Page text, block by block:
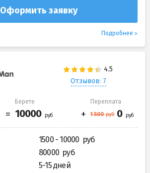
Оформить заявку
Подробнее
Отзывов: 7
Берете Переплата
1500 - 10000
80000
5-15 дней